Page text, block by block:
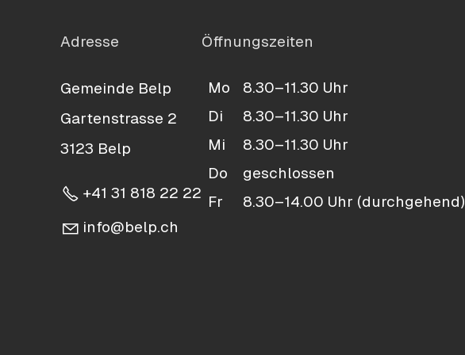
Adresse
Gemeinde Belp
Gartenstrasse 2
3123 Belp
+41 31 818 22 22
nf b lp ch
Öffnungszeiten
Mo 8.30–11.30 Uhr
Di
8.30–11.30 Uhr
Mi
8.30–11.30 Uhr
Do
geschlossen
Fr
8.30–14.00 Uhr (durchgehend)